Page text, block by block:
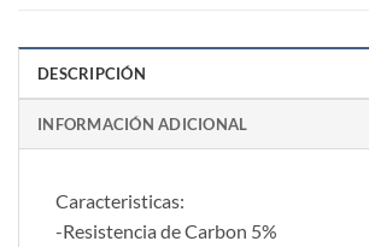
DESCRIPCIÓN
INFORMACIÓN ADICIONAL
Caracteristicas:
-Resistencia de Carbon 5%